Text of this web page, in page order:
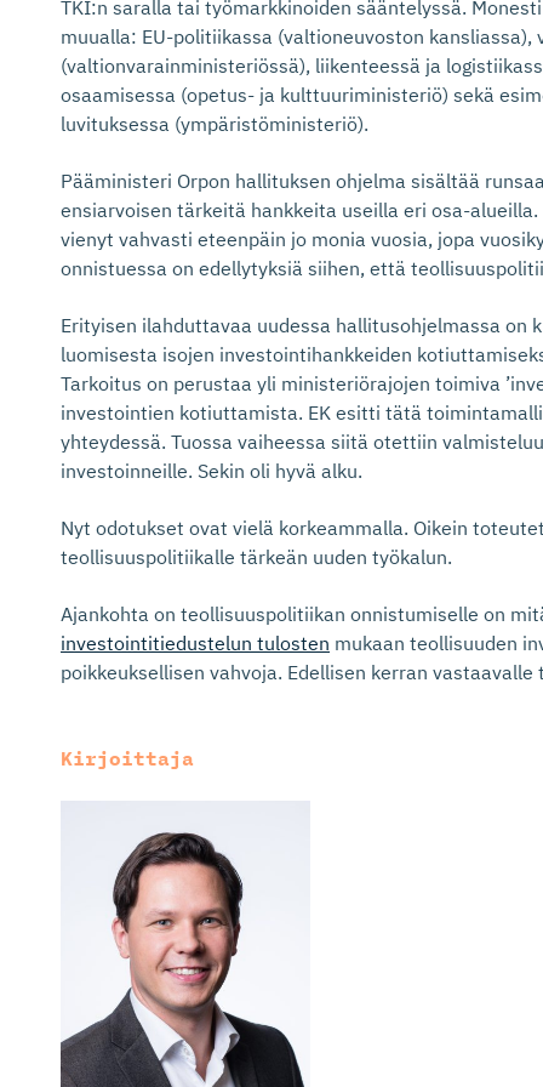
TKI:n saralla tai työmarkkinoiden sääntelyssä.
muualla: EU-politiikassa (valtioneuvoston kansliassa),
(valtionvarainministeriössä), liikenteessä ja
osaamisessa (opetus- ja kulttuuriministeriö) sekä
luvituksessa (ympäristöministeriö).
Pääministeri Orpon hallituksen ohjelma sisältää
ensiarvoisen tärkeitä hankkeita useilla eri osa-alueilla.
vienyt vahvasti eteenpäin jo monia vuosia, jopa
onnistuessa on edellytyksiä siihen, että
Erityisen ilahduttavaa uudessa hallitusohjelmassa on
luomisesta isojen investointihankkeiden
Tarkoitus on perustaa yli ministeriörajojen toimiva
investointien kotiuttamista. EK esitti tätä
yhteydessä. Tuossa vaiheessa siitä otettiin
investoinneille. Sekin oli hyvä alku.
Nyt odotukset ovat vielä korkeammalla. Oikein
teollisuuspolitiikalle tärkeän uuden työkalun.
Ajankohta on teollisuuspolitiikan onnistumiselle on
investointitiedustelun tulosten mukaan teollisuuden
poikkeuksellisen vahvoja. Edellisen kerran
Kirjoittaja